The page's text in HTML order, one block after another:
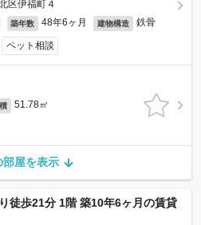
区伊福町４
築年数 48年6ヶ月 建物構造 鉄骨
ペット相談
51.78㎡
部屋を表示
徒歩21分 1階 築10年6ヶ月の賃貸